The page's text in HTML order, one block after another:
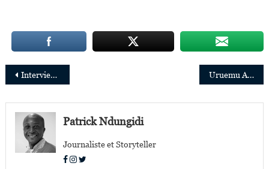
Navigation
de
l’article
Interview: la montée en puissance de Manuel Ntumba,le plus jeune ingénieur aérospatial en Afrique Uruemu Adejinmi,première femme d’origine africaine élue Maire en Irlande
Patrick Ndungidi
Journaliste et Storyteller